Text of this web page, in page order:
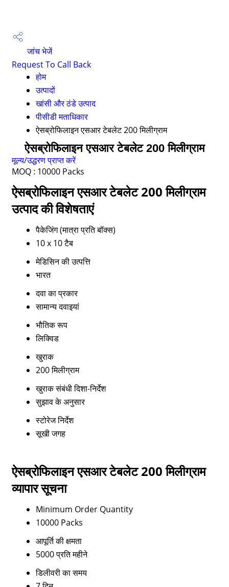
जांच भेजें
Request To Call Back
होम
उत्पादों
खांसी और ठंडे उत्पाद
पीसीडी मताधिकार
ऐसब्रोफिलाइन एसआर टेबलेट 200 मिलीग्राम
ऐसब्रोफिलाइन एसआर टेबलेट 200 मिलीग्राम
मूल्य/उद्धरण प्राप्त करें
MOQ : 10000 Packs
ऐसब्रोफिलाइन एसआर टेबलेट 200 मिलीग्राम
उत्पाद की विशेषताएं
पैकेजिंग (मात्रा प्रति बॉक्स)
10 x 10 टैब
मेडिसिन की उत्पत्ति
भारत
दवा का प्रकार
सामान्य दवाइयां
भौतिक रूप
लिक्विड
खुराक
200 मिलीग्राम
खुराक संबंधी दिशा-निर्देश
सुझाव के अनुसार
स्टोरेज निर्देश
सूखी जगह
ऐसब्रोफिलाइन एसआर टेबलेट 200 मिलीग्राम
व्यापार सूचना
Minimum Order Quantity
10000 Packs
आपूर्ति की क्षमता
5000 प्रति महीने
डिलीवरी का समय